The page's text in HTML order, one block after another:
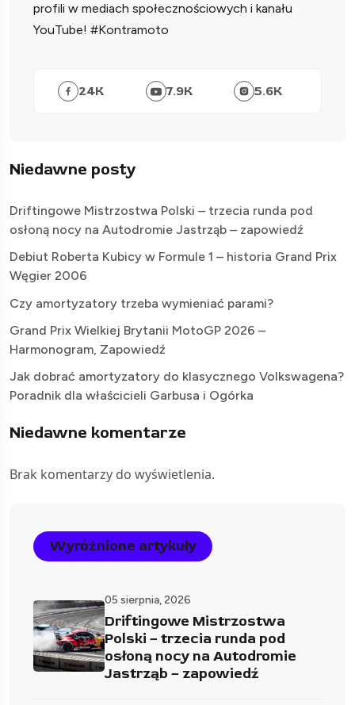
profili w mediach społecznościowych i kanału
YouTube! #Kontramoto
24K 7.9K 5.6K
Niedawne posty
Driftingowe Mistrzostwa Polski – trzecia runda pod
osłoną nocy na Autodromie Jastrząb – zapowiedź
Debiut Roberta Kubicy w Formule 1 – historia Grand Prix
Węgier 2006
Czy amortyzatory trzeba wymieniać parami?
Grand Prix Wielkiej Brytanii MotoGP 2026 –
Harmonogram, Zapowiedź
Jak dobrać amortyzatory do klasycznego Volkswagena?
Poradnik dla właścicieli Garbusa i Ogórka
Niedawne komentarze
Brak komentarzy do wyświetlenia.
Wyróżnione artykuły
05 sierpnia, 2026
Driftingowe Mistrzostwa
Polski – trzecia runda pod
osłoną nocy na Autodromie
Jastrząb – zapowiedź